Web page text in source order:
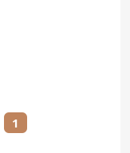
1